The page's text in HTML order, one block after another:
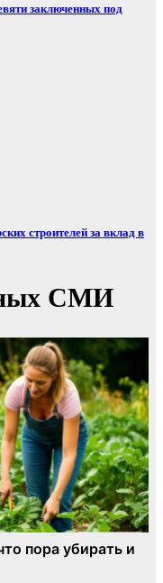
заключенных под
строителей за вклад в